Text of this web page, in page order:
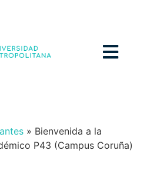
» Bienvenida a la
P43 (Campus Coruña)